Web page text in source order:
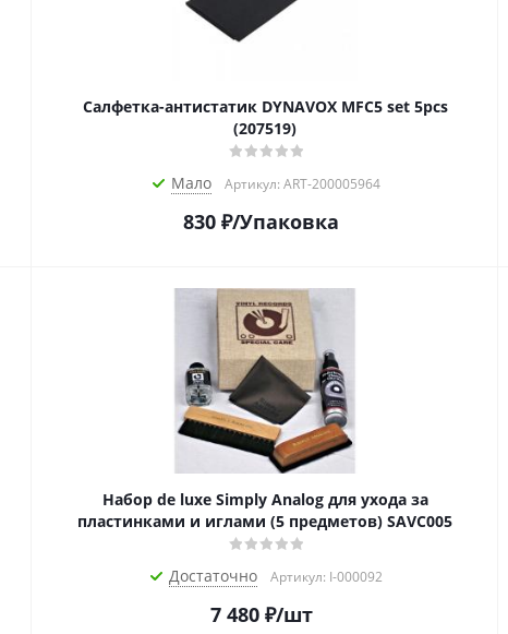
Салфетка-aнтистатик DYNAVOX MFC5 set 5pcs
(207519)
Мало Артикул: ART-200005964
830 ₽/Упаковка
Набор de luxe Simply Analog для ухода за
пластинками и иглами (5 предметов) SAVC005
Достаточно Артикул: I-000092
7 480₽/шт